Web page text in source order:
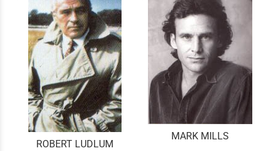
ROBERT LUDLUM
MARK MILLS